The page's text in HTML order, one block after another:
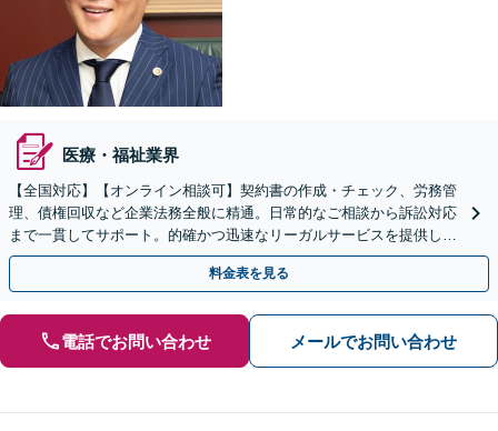
医療・福祉業界
【全国対応】【オンライン相談可】契約書の作成・チェック、労務管
理、債権回収など企業法務全般に精通。日常的なご相談から訴訟対応
まで一貫してサポート。的確かつ迅速なリーガルサービスを提供しま
す。【初回相談無料】【休日・夜間相談可】
料金表を見る
電話でお問い合わせ メールでお問い合わせ